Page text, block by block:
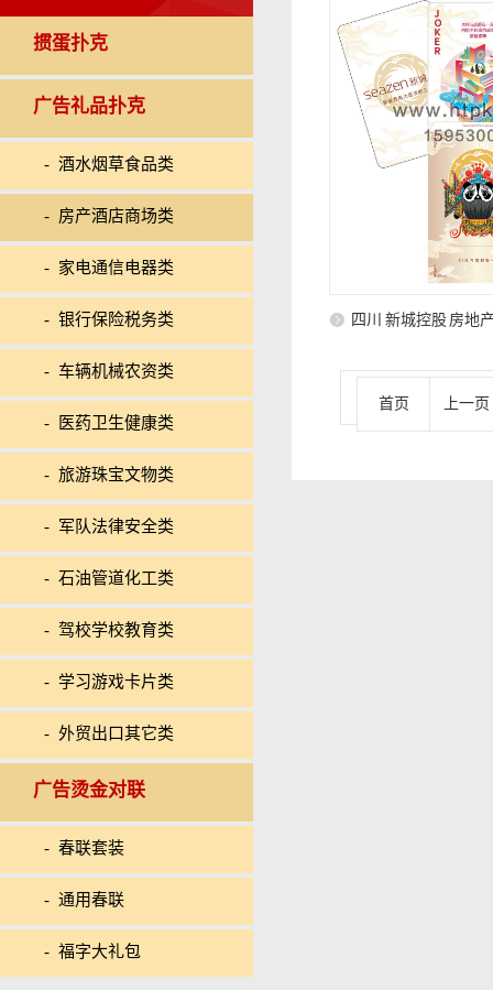
掼蛋扑克
广告礼品扑克
- 酒水烟草食品类
- 房产酒店商场类
- 家电通信电器类
- 银行保险税务类
- 车辆机械农资类
- 医药卫生健康类
- 旅游珠宝文物类
- 军队法律安全类
- 石油管道化工类
- 驾校学校教育类
- 学习游戏卡片类
- 外贸出口其它类
广告烫金对联
- 春联套装
- 通用春联
- 福字大礼包
四川 新城控股 房地
首页 上一页